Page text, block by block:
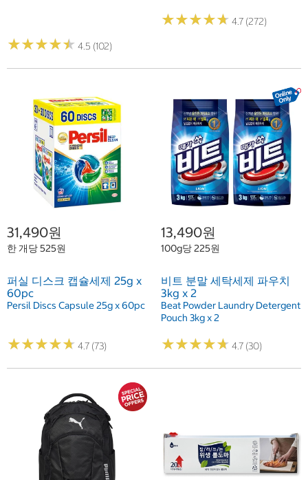
★★★★★
★★★★★ 4.5 (102)
★★★★★
★★★★★ 4.7 (272)
31,490원
한 개당 525원
퍼실 디스크 캡슐세제 25g x
60pc
Persil Discs Capsule 25g x 60pc
★★★★★
★★★★★ 4.7 (73)
13,490원
100g당 225원
비트 분말 세탁세제 파우치
3kg x 2
Beat Powder Laundry Detergent
Pouch 3kg x 2
★★★★★
★★★★★ 4.7 (30)